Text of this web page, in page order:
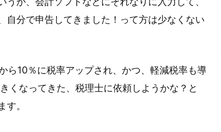
自分で申告してきました！って方は少なくない
ら10％に税率アップされ、かつ、軽減税率も導
くなってきた、税理士に依頼しようかな？と
。